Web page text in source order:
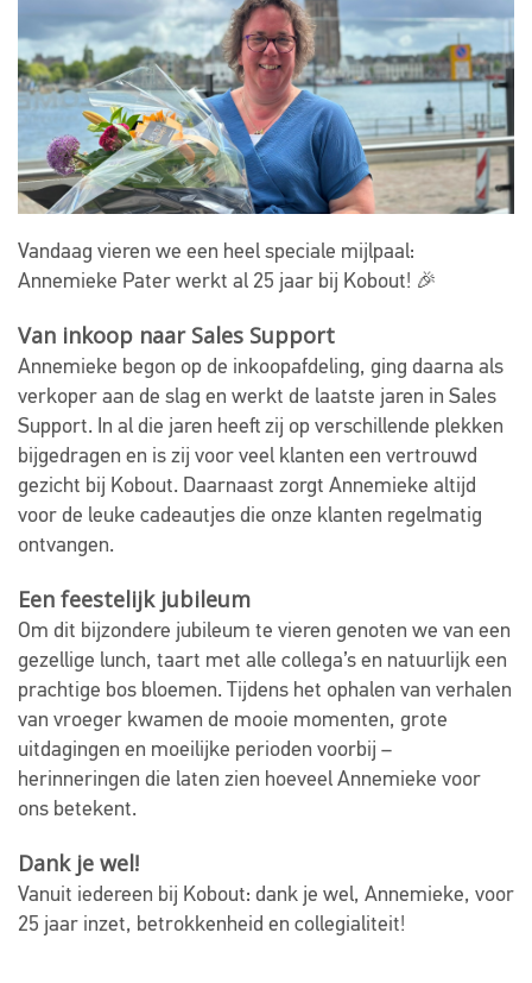
Vandaag vieren we een heel speciale mijlpaal:
Annemieke Pater werkt al 25 jaar bij Kobout! 🎉
Van inkoop naar Sales Support
Annemieke begon op de inkoopafdeling, ging daarna als
verkoper aan de slag en werkt de laatste jaren in Sales
Support. In al die jaren heeft zij op verschillende plekken
bijgedragen en is zij voor veel klanten een vertrouwd
gezicht bij Kobout. Daarnaast zorgt Annemieke altijd
voor de leuke cadeautjes die onze klanten regelmatig
ontvangen.
Een feestelijk jubileum
Om dit bijzondere jubileum te vieren genoten we van een
gezellige lunch, taart met alle collega’s en natuurlijk een
prachtige bos bloemen. Tijdens het ophalen van verhalen
van vroeger kwamen de mooie momenten, grote
uitdagingen en moeilijke perioden voorbij –
herinneringen die laten zien hoeveel Annemieke voor
ons betekent.
Dank je wel!
Vanuit iedereen bij Kobout: dank je wel, Annemieke, voor
25 jaar inzet, betrokkenheid en collegialiteit!